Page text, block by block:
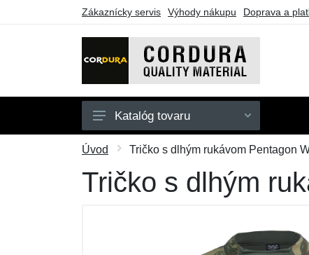
Zákaznícky servis Výhody nákupu Doprava a
Oblečenie
Doplnky
Outdoorové vybavenie
Katalóg tovaru
Úvod Tričko s dlhým rukávom Pentagon
Tričko s dlhým